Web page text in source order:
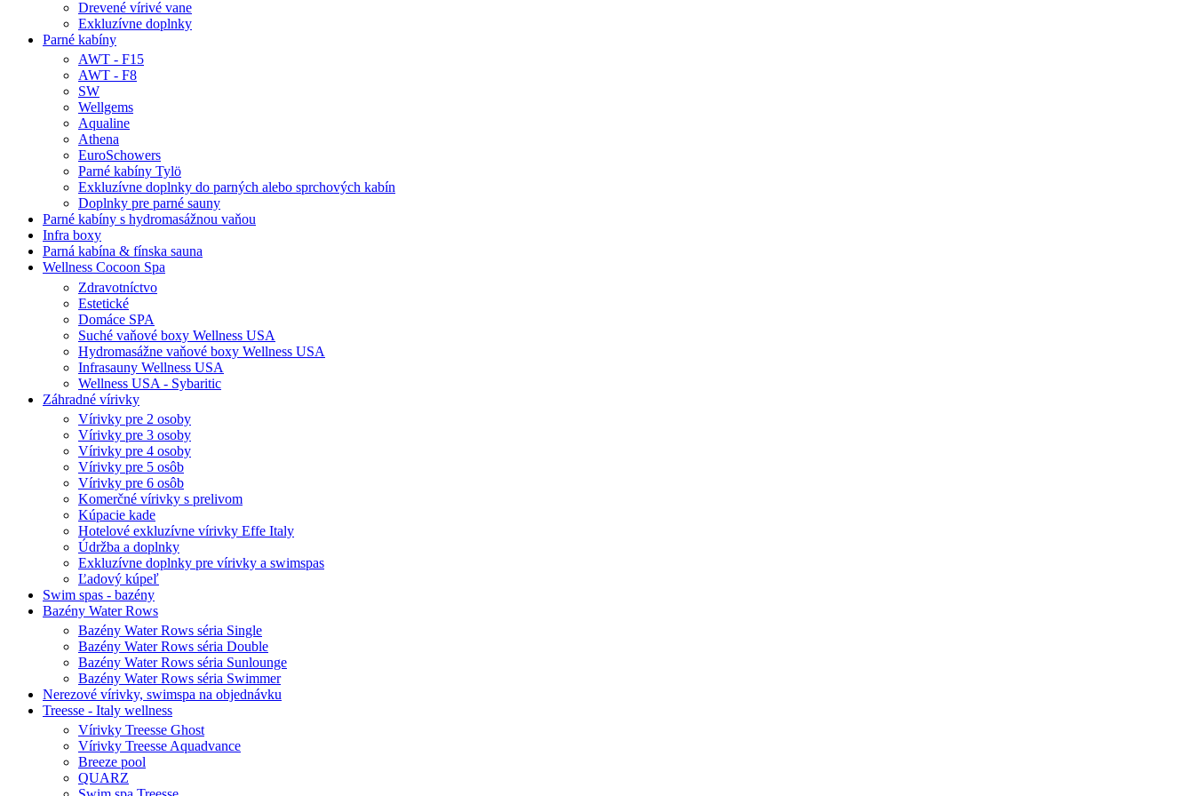
Drevené vírivé vane
Exkluzívne doplnky
Parné kabíny
AWT - F15
AWT - F8
SW
Wellgems
Aqualine
Athena
EuroSchowers
Parné kabíny Tylö
Exkluzívne doplnky do parných alebo sprchových kabín
Doplnky pre parné sauny
Parné kabíny s hydromasážnou vaňou
Infra boxy
Parná kabína & fínska sauna
Wellness Cocoon Spa
Zdravotníctvo
Estetické
Domáce SPA
Suché vaňové boxy Wellness USA
Hydromasážne vaňové boxy Wellness USA
Infrasauny Wellness USA
Wellness USA - Sybaritic
Záhradné vírivky
Vírivky pre 2 osoby
Vírivky pre 3 osoby
Vírivky pre 4 osoby
Vírivky pre 5 osôb
Vírivky pre 6 osôb
Komerčné vírivky s prelivom
Kúpacie kade
Hotelové exkluzívne vírivky Effe Italy
Údržba a doplnky
Exkluzívne doplnky pre vírivky a swimspas
Ľadový kúpeľ
Swim spas - bazény
Bazény Water Rows
Bazény Water Rows séria Single
Bazény Water Rows séria Double
Bazény Water Rows séria Sunlounge
Bazény Water Rows séria Swimmer
Nerezové vírivky, swimspa na objednávku
Treesse - Italy wellness
Vírivky Treesse Ghost
Vírivky Treesse Aquadvance
Breeze pool
QUARZ